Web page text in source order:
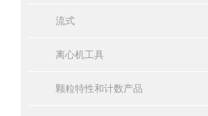
流式
离心机工具
颗粒特性和计数产品